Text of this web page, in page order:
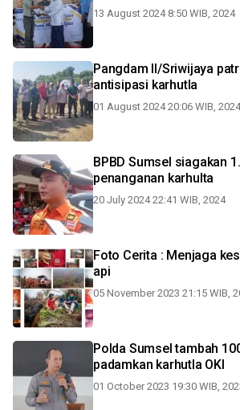
13 August 2024 8:50 WIB, 2024
Pangdam II/Sriwijaya patroli
antisipasi karhutla
01 August 2024 20:06 WIB, 2024
BPBD Sumsel siagakan
penanganan karhulta
20 July 2024 22:41 WIB, 2024
Foto Cerita : Menjaga
api
05 November 2023 21:15 WIB,
Polda Sumsel tambah
padamkan karhutla OKI
01 October 2023 19:30 WIB,